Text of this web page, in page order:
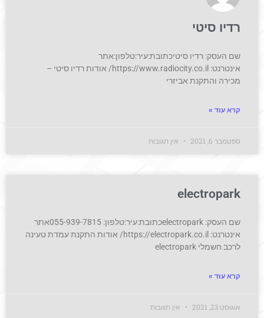
רדיו סיטי
שם העסק: רדיו סיטיכתובת:עיר:טלפון:אתר
אינטרנט: https://www.radiocity.co.il/ אודות רדיו סיטי –
מכירה והתקנת אביזרי
קרא עוד »
ספטמבר 6, 2021 אין תגובות
electropark
שם העסק: electroparkכתובת:עיר:טלפון: 055-939-7815אתר
אינטרנט: https://electropark.co.il/ אודות התקנת עמדת טעינה
לרכב חשמלי electropark
קרא עוד »
אוגוסט 23, 2021 אין תגובות